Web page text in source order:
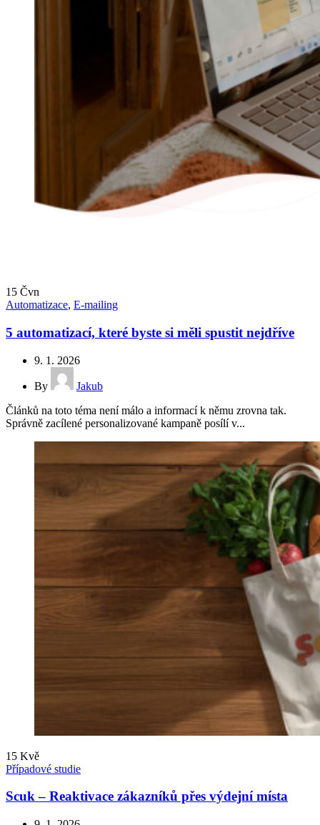
15 Čvn
Automatizace, E-mailing
5 automatizací, které byste si měli spustit nejdříve
9. 1. 2026
By
Jakub
Článků na toto téma není málo a informací k němu zrovna tak.
Správně zacílené personalizované kampaně posílí v...
15 Kvě
Případové studie
Scuk – Reaktivace zákazníků přes výdejní místa